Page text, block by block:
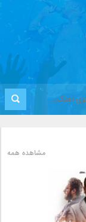
مشاهده همه